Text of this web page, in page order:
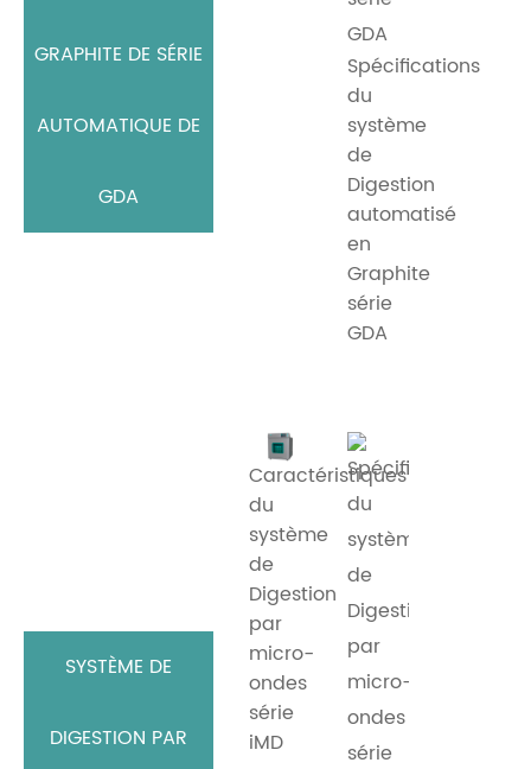
GRAPHITE DE SÉRIE
AUTOMATIQUE DE
GDA
Spécifications
du
système
de
Digestion
automatisé
en
Graphite
série
GDA
SYSTÈME DE
DIGESTION PAR
Caractéristiques
du
système
de
Digestion
par
micro-
ondes
série
iMD